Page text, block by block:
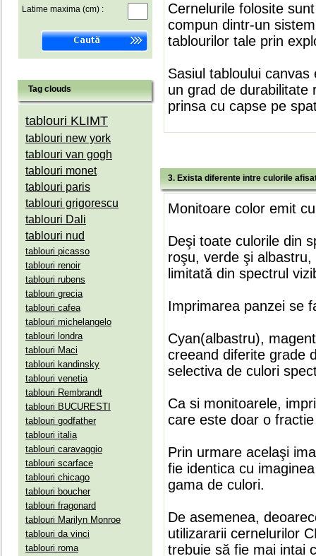
Latime maxima (cm) :
Tag clouds
tablouri KLIMT
tablouri new york
tablouri van gogh
tablouri monet
tablouri paris
tablouri grigorescu
tablouri Dali
tablouri nud
tablouri picasso
tablouri renoir
tablouri rubens
tablouri grecia
tablouri cafea
tablouri michelangelo
tablouri londra
tablouri Maci
tablouri kandinsky
tablouri venetia
tablouri Rembrandt
tablouri BUCURESTI
tablouri godfather
tablouri italia
tablouri caravaggio
tablouri scarface
tablouri chicago
tablouri boucher
tablouri fragonard
tablouri Marilyn Monroe
tablouri da vinci
tablouri roma
Cernelurile folosite
compun dintr-un
tablourilor tale prin
Sasiul tabloului
un grad de durabilitate
prinsa cu capse pe
3. Exista diferente intre culorile
Monitoare color emit
Deşi toate culorile din
roşu, verde şi
limitată din spectrul
Imprimarea panzei se
Cyan(albastru),
creeand diferite grade
selectiva de culori
Ca si monitoarele,
care este doar o
Prin urmare acelaşi
fie identica cu
gama de culori.
De asemenea,
utilizararii cernelurilor
trebuie să fie mai intai